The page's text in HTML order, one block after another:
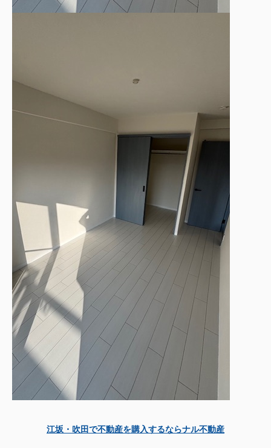
江坂・吹田で不動産を購入するならナル不動産